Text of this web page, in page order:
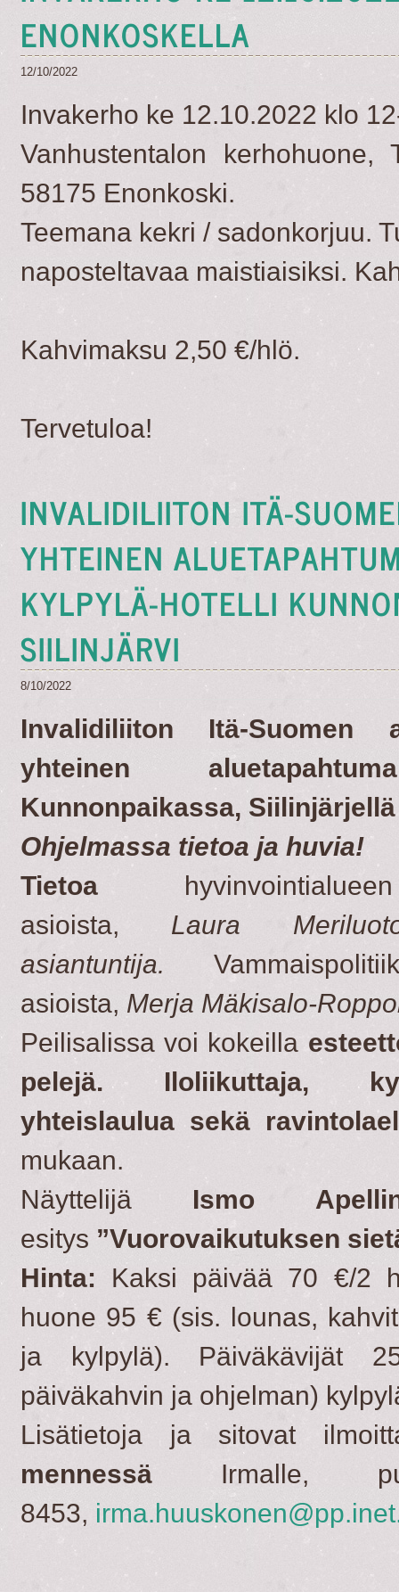
ENONKOSKELLA
12/10/2022
​Invakerho ke 12.10.2022 klo
Vanhustentalon kerhohuone,
58175 Enonkoski.
Teemana kekri / sadonkorjuu.
naposteltavaa maistiaisiksi.
Kahvimaksu 2,50 €/hlö.
Tervetuloa!
INVALIDILIITON ITÄ-
YHTEINEN
KYLPYLÄ-HOTELLI
SIILINJÄRVI
8/10/2022
Invalidiliiton Itä-Suomen
yhteinen
Kunnonpaikassa, Siilinjärjellä
Ohjelmassa tietoa ja huvia!
Tietoa
asioista, Laura
asiantuntija.
asioista, Merja Mäkisalo-
Peilisalissa voi kokeilla
pelejä. Iloliikuttaja,
yhteislaulua sekä
mukaan.
Näyttelijä Ismo
esitys ”Vuorovaikutuksen
Hinta: Kaksi päivää 70 €/2
huone 95 € (sis. lounas,
ja kylpylä). Päiväkävijät
päiväkahvin ja ohjelman)
Lisätietoja ja sitovat
mennessä Irmalle,
8453,